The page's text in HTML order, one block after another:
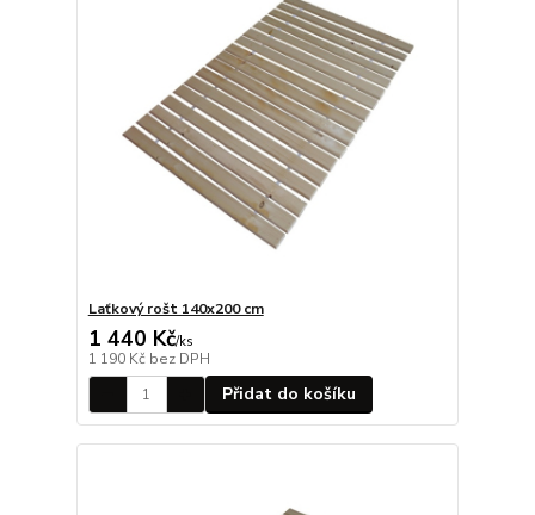
Laťkový rošt 140x200 cm
1 440 Kč/ks
1 190 Kč bez DPH
Přidat do košíku